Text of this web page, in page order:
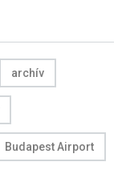
archív
Budapest Airport